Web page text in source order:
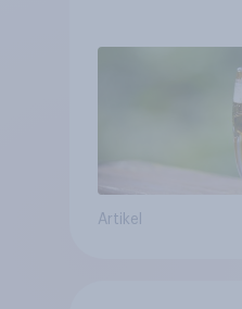
Artikel